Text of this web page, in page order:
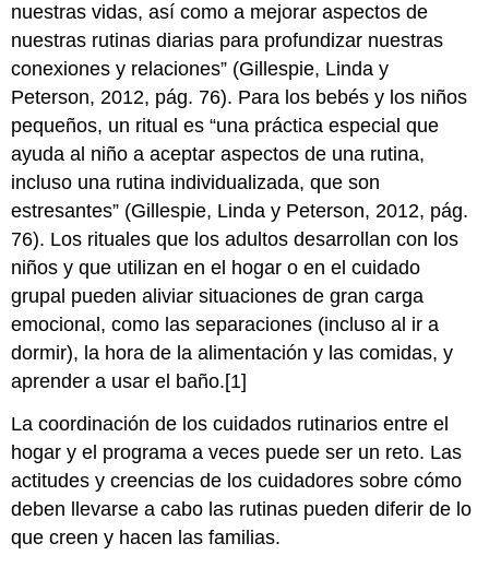
nuestras vidas, así como a mejorar aspectos de
nuestras rutinas diarias para profundizar nuestras
conexiones y relaciones” (Gillespie, Linda y
Peterson, 2012, pág. 76). Para los bebés y los niños
pequeños, un ritual es “una práctica especial que
ayuda al niño a aceptar aspectos de una rutina,
incluso una rutina individualizada, que son
estresantes” (Gillespie, Linda y Peterson, 2012, pág.
76). Los rituales que los adultos desarrollan con los
niños y que utilizan en el hogar o en el cuidado
grupal pueden aliviar situaciones de gran carga
emocional, como las separaciones (incluso al ir a
dormir), la hora de la alimentación y las comidas, y
aprender a usar el baño.[1]
La coordinación de los cuidados rutinarios entre el
hogar y el programa a veces puede ser un reto. Las
actitudes y creencias de los cuidadores sobre cómo
deben llevarse a cabo las rutinas pueden diferir de lo
que creen y hacen las familias.